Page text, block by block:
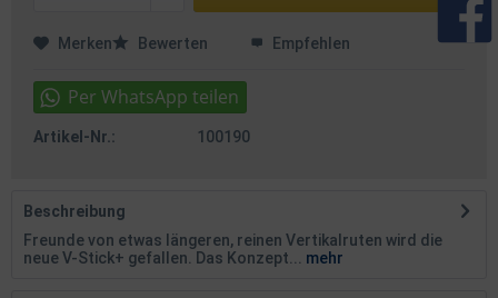
Merken Bewerten Empfehlen
Artikel-Nr.: 100190
Beschreibung
Freunde von etwas längeren, reinen Vertikalruten wird die
neue V-Stick+ gefallen. Das Konzept...
mehr